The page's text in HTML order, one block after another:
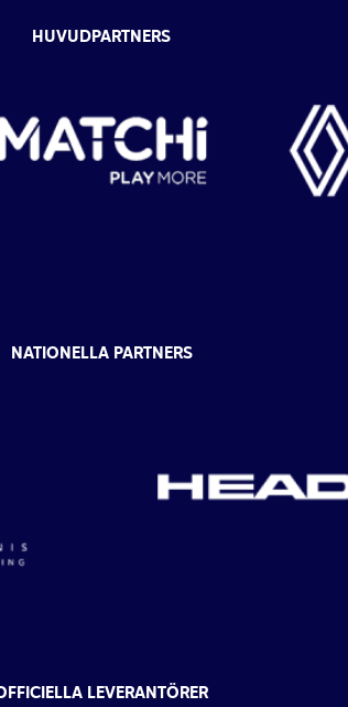
HUVUDPARTNERS
NATIONELLA PARTNERS
LEVERANTÖRER